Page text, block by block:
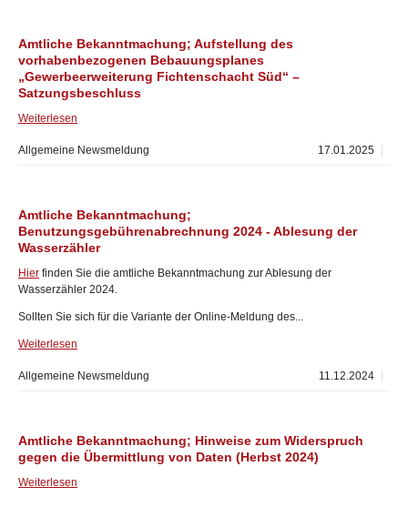
Amtliche Bekanntmachung; Aufstellung des
vorhabenbezogenen Bebauungsplanes
„Gewerbeerweiterung Fichtenschacht Süd“ –
Satzungsbeschluss
Weiterlesen
17.01.2025
Allgemeine Newsmeldung
Amtliche Bekanntmachung;
Benutzungsgebührenabrechnung 2024 - Ablesung der
Wasserzähler
Hier finden Sie die amtliche Bekanntmachung zur Ablesung der
Wasserzähler 2024.
Sollten Sie sich für die Variante der Online-Meldung des...
Weiterlesen
11.12.2024
Allgemeine Newsmeldung
Amtliche Bekanntmachung; Hinweise zum Widerspruch
gegen die Übermittlung von Daten (Herbst 2024)
Weiterlesen